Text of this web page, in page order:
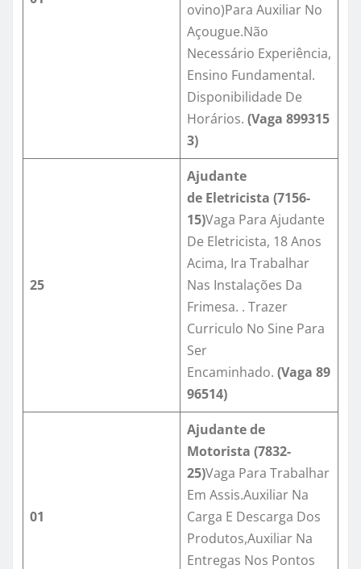
ovino)Para Auxiliar No
Açougue.Não
Necessário Experiência,
Ensino Fundamental.
Disponibilidade De
Horários. (Vaga 899315
3)
25
Ajudante
de Eletricista (7156-
15)Vaga Para Ajudante
De Eletricista, 18 Anos
Acima, Ira Trabalhar
Nas Instalações Da
Frimesa. . Trazer
Curriculo No Sine Para
Ser
Encaminhado. (Vaga 89
96514)
01
Ajudante de
Motorista (7832-
25)Vaga Para Trabalhar
Em Assis.Auxiliar Na
Carga E Descarga Dos
Produtos,Auxiliar Na
Entregas Nos Pontos